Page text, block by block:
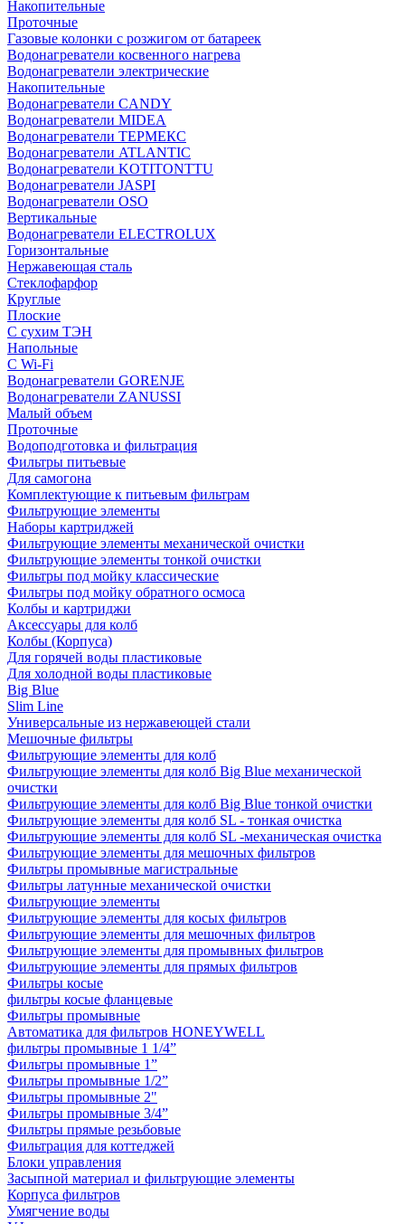
Накопительные
Проточные
Газовые колонки с розжигом от батареек
Водонагреватели косвенного нагрева
Водонагреватели электрические
Накопительные
Водонагреватели CANDY
Водонагреватели MIDEA
Водонагреватели ТЕРМЕКС
Водонагреватели ATLANTIC
Водонагреватели KOTITONTTU
Водонагреватели JASPI
Водонагреватели OSO
Вертикальные
Водонагреватели ELECTROLUX
Горизонтальные
Нержавеющая сталь
Стеклофарфор
Круглые
Плоские
С сухим ТЭН
Напольные
С Wi-Fi
Водонагреватели GORENJE
Водонагреватели ZANUSSI
Малый объем
Проточные
Водоподготовка и фильтрация
Фильтры питьевые
Для самогона
Комплектующие к питьевым фильтрам
Фильтрующие элементы
Наборы картриджей
Фильтрующие элементы механической очистки
Фильтрующие элементы тонкой очистки
Фильтры под мойку классические
Фильтры под мойку обратного осмоса
Колбы и картриджи
Аксессуары для колб
Колбы (Корпуса)
Для горячей воды пластиковые
Для холодной воды пластиковые
Big Blue
Slim Line
Универсальные из нержавеющей стали
Мешочные фильтры
Фильтрующие элементы для колб
Фильтрующие элементы для колб Big Blue механической
очистки
Фильтрующие элементы для колб Big Blue тонкой очистки
Фильтрующие элементы для колб SL - тонкая очистка
Фильтрующие элементы для колб SL -механическая очистка
Фильтрующие элементы для мешочных фильтров
Фильтры промывные магистральные
Фильтры латунные механической очистки
Фильтрующие элементы
Фильтрующие элементы для косых фильтров
Фильтрующие элементы для мешочных фильтров
Фильтрующие элементы для промывных фильтров
Фильтрующие элементы для прямых фильтров
Фильтры косые
фильтры косые фланцевые
Фильтры промывные
Автоматика для фильтров HONEYWELL
фильтры промывные 1 1/4”
Фильтры промывные 1”
Фильтры промывные 1/2”
Фильтры промывные 2"
Фильтры промывные 3/4”
Фильтры прямые резьбовые
Фильтрация для коттеджей
Блоки управления
Засыпной материал и фильтрующие элементы
Корпуса фильтров
Умягчение воды